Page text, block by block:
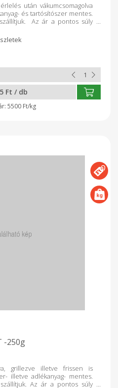
után vákumcsomagolva
és tartósítószer mentes.
Az ár a pontos súly
Ft / db
5500 Ft/kg
-250g
grillezve illetve frissen is
illetve adlékanyag- mentes.
Az ár a pontos súly